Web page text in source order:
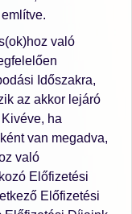
való
Időszakra,
az akkor lejáró
ha
van megadva,
való
Előfizetési
Előfizetési